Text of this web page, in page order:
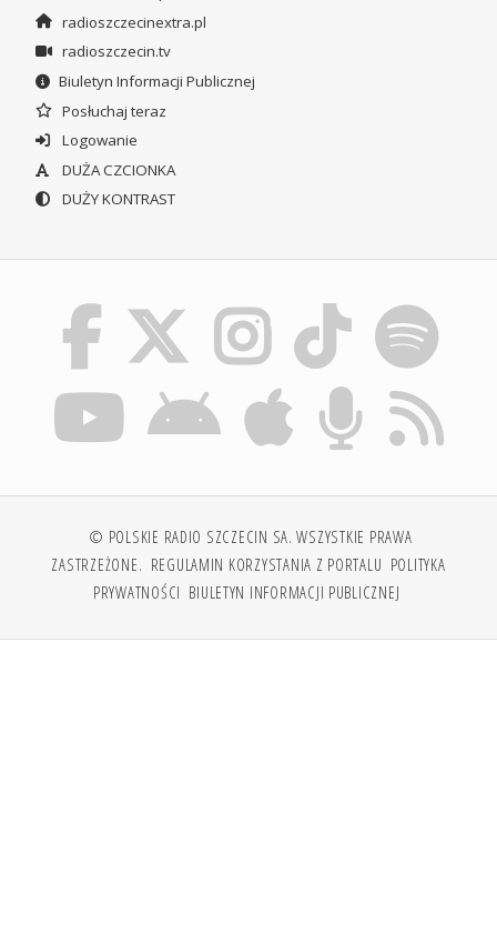
radioszczecinextra.pl
radioszczecin.tv
Biuletyn Informacji Publicznej
Posłuchaj teraz
Logowanie
DUŻA CZCIONKA
DUŻY KONTRAST
© POLSKIE RADIO SZCZECIN SA. WSZYSTKIE PRAWA
ZASTRZEŻONE. REGULAMIN KORZYSTANIA Z PORTALU POLITYKA
PRYWATNOŚCI BIULETYN INFORMACJI PUBLICZNEJ